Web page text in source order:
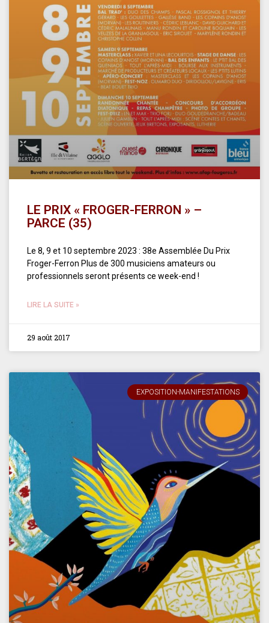
LE PRIX « FROGER-FERRON » –
PARCE (35)
Le 8, 9 et 10 septembre 2023 : 38e Assemblée Du Prix
Froger-Ferron Plus de 300 musiciens amateurs ou
professionnels seront présents ce week-end !
LIRE LA SUITE »
29 août 2017
EXPOSITION-MANIFESTATIONS